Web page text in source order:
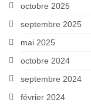
octobre 2025
septembre 2025
mai 2025
octobre 2024
septembre 2024
février 2024